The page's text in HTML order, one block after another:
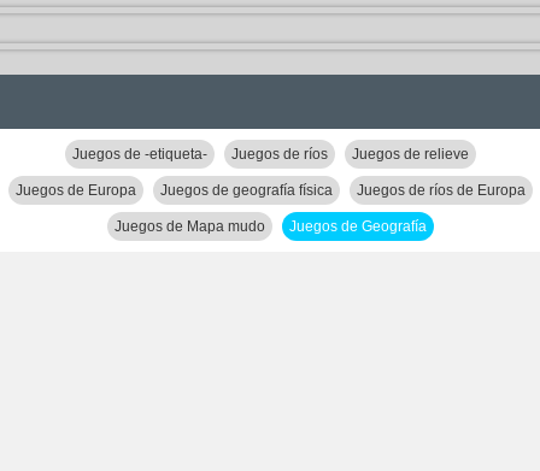
Juegos de -etiqueta- Juegos de ríos Juegos de relieve
Juegos de Europa Juegos de geografía física Juegos de ríos de Europa
Juegos de Mapa mudo Juegos de Geografía